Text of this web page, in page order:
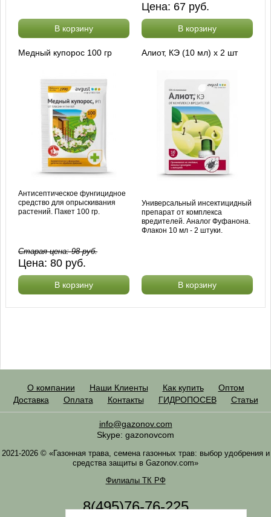
В корзину
Цена: 67 руб.
В корзину
Медный купорос 100 гр
Антисептическое фунгицидное
средство для опрыскивания
растений. Пакет 100 гр.
Старая цена:98руб.
Цена:80 руб.
В корзину
Алиот, КЭ (10 мл) х 2 шт
Универсальный инсектицидный
препарат от комплекса
вредителей. Аналог Фуфанона.
Флакон 10 мл - 2 штуки.
В корзину
О компании Наши Клиенты Как купить
Оптом
Доставка
Оплата Контакты ГИДРОПОСЕВ Статьи
info@gazonov.com
Skype: gazonovcom
2021-2026 © «Газонная трава, семена газонных трав: выбор удобрения и
средства защиты в Gazonov.com»
Филиалы ТК РФ
8(495)76-76-225